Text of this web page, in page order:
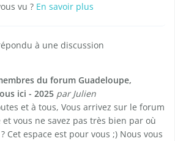
vu ? En savoir plus
à une discussion
du forum Guadeloupe,
ici - 2025 par Julien
et à tous, Vous arrivez sur le forum
et vous ne savez pas très bien par où
Cet espace est pour vous ;) Nous vous